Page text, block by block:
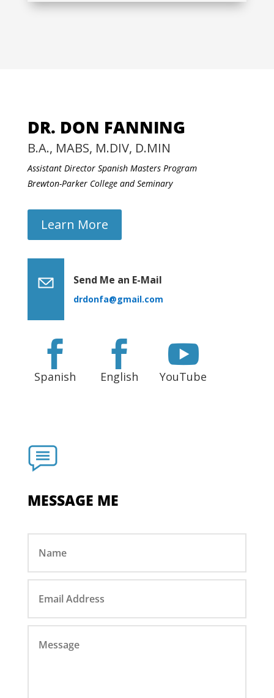
DR. DON FANNING
B.A., MABS, M.DIV, D.MIN
Assistant Director Spanish Masters Program
Brewton-Parker College and Seminary
Learn More
Send Me an E-Mail
drdonfa@gmail.com

Spanish

English

YouTube
MESSAGE ME